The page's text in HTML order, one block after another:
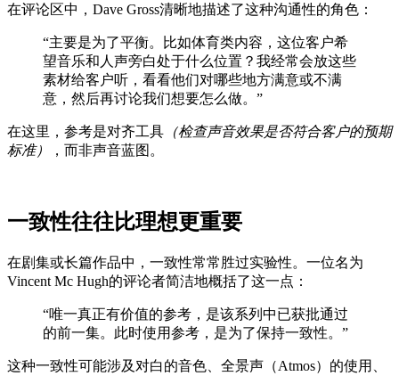
在评论区中，Dave Gross清晰地描述了这种沟通性的角色：
“主要是为了平衡。比如体育类内容，这位客户希
望音乐和人声旁白处于什么位置？我经常会放这些
素材给客户听，看看他们对哪些地方满意或不满
意，然后再讨论我们想要怎么做。”
在这里，参考是对齐工具 （检查声音效果是否符合客户的预期
标准）
，而非声音蓝图。
一致性往往比理想更重要
在剧集或长篇作品中，一致性常常胜过实验性。一位名为
Vincent Mc Hugh的评论者简洁地概括了这一点：
“唯一真正有价值的参考，是该系列中已获批通过
的前一集。此时使用参考，是为了保持一致性。”
这种一致性可能涉及对白的音色、全景声（Atmos）的使用、